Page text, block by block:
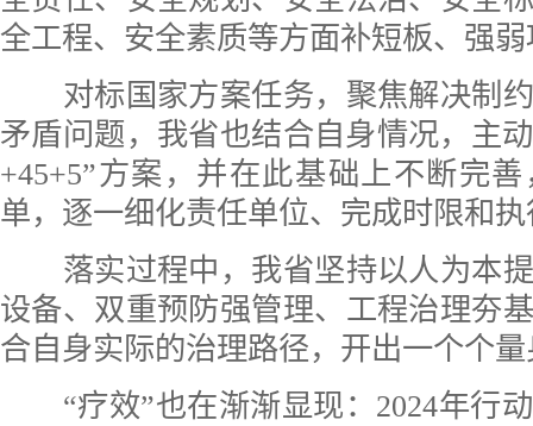
全工程、安全素质等方面补短板、强
对标国家方案任务，聚焦解决制约
矛盾问题，我省也结合自身情况，主
+45+5”方案，并在此基础上不断完
单，逐一细化责任单位、完成时限和
落实过程中，我省坚持以人为本提
设备、双重预防强管理、工程治理夯
合自身实际的治理路径，开出一个个
“疗效”也在渐渐显现：2024年行